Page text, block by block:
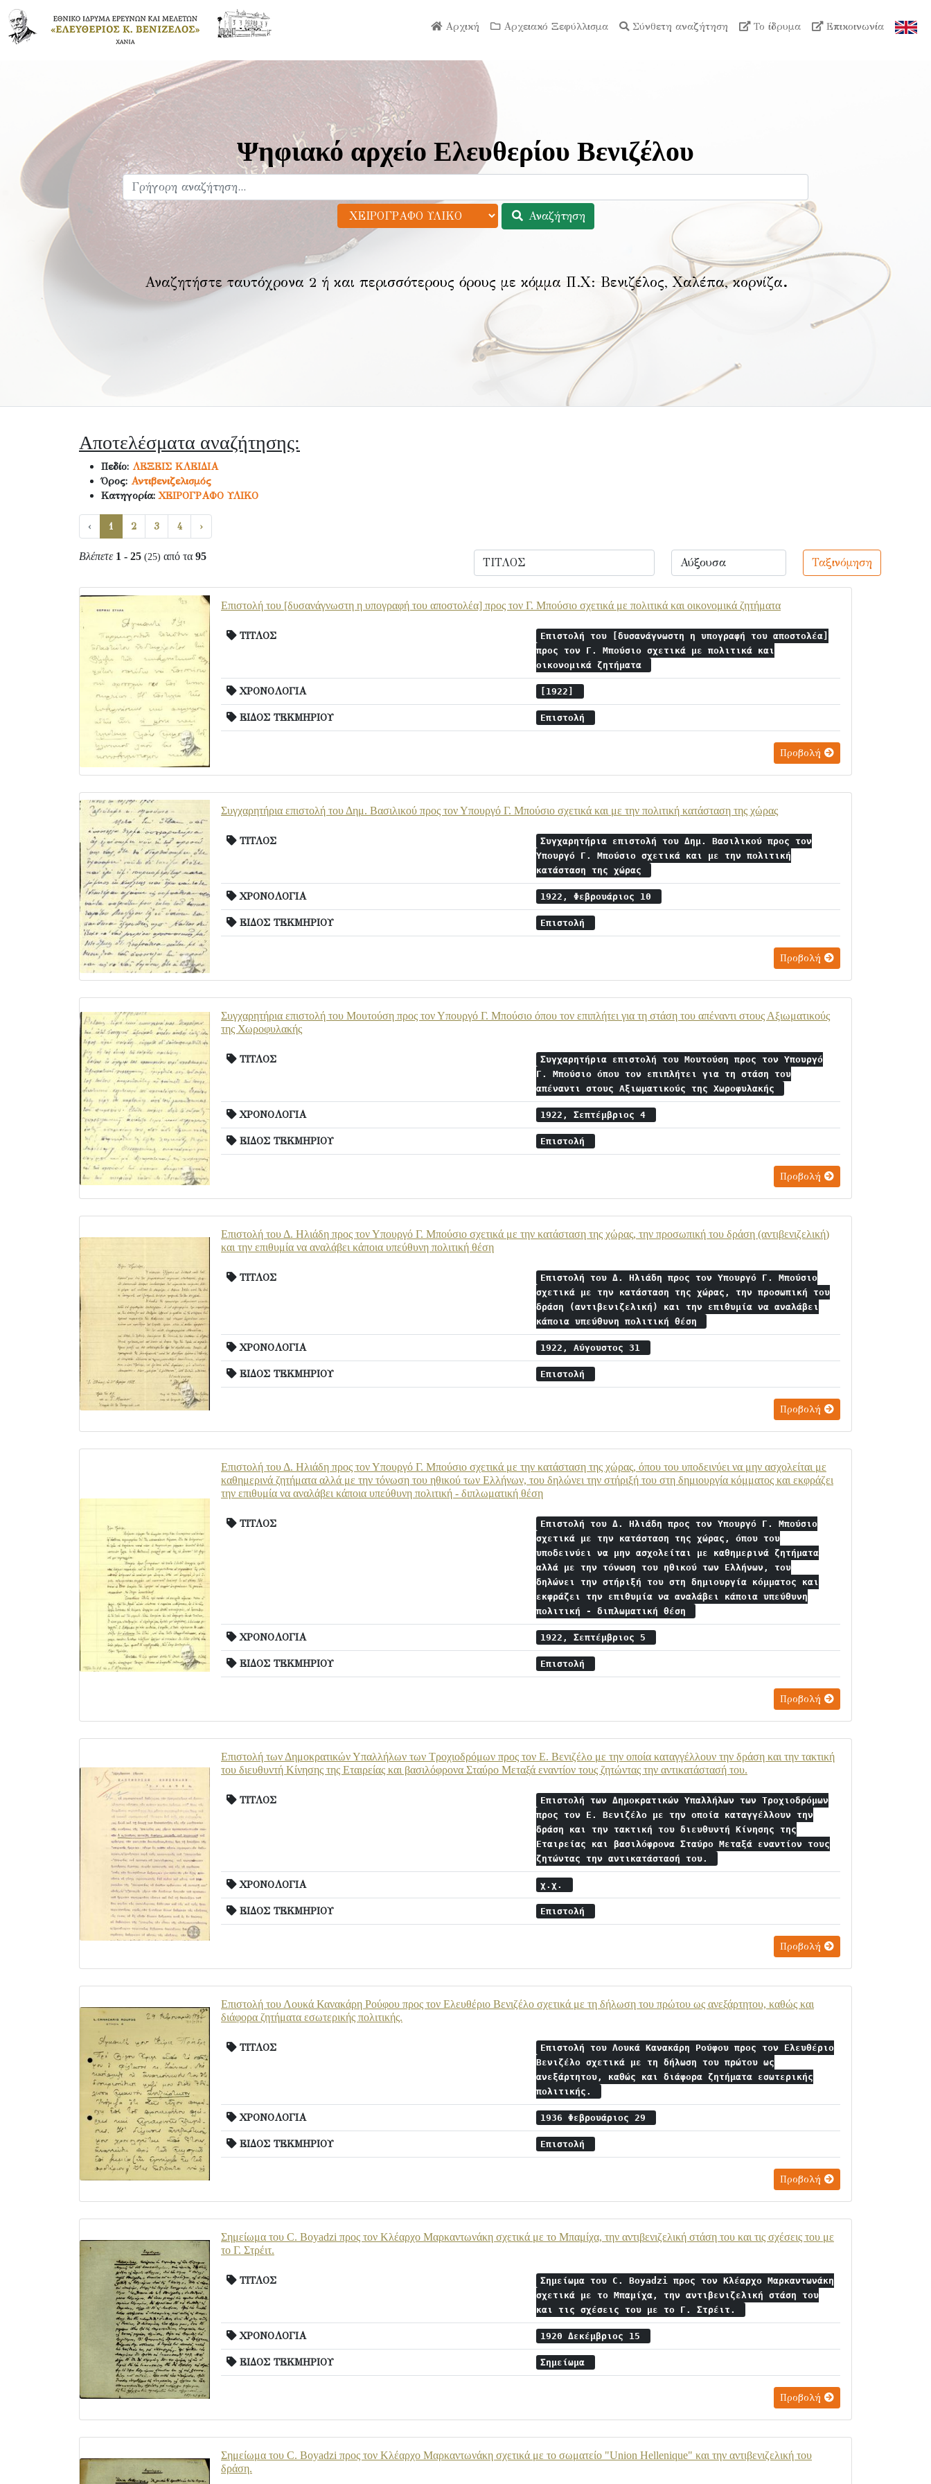
Αρχική Αρχειακό Ξεφύλλισμα Σύνθετη αναζήτηση Το ίδρυμα Επικοινωνία
Ψηφιακό αρχείο Ελευθερίου Βενιζέλου
Αναζήτηση
Αναζητήστε ταυτόχρονα 2 ή και περισσότερους όρους με κόμμα Π.Χ: Βενιζέλος, Χαλέπα, κορνίζα.
Αποτελέσματα αναζήτησης:
Πεδίο: ΛΕΞΕΙΣ ΚΛΕΙΔΙΑ
Όρος: Αντιβενιζελισμός
Κατηγορία:ΧΕΙΡΟΓΡΑΦΟ ΥΛΙΚΟ
‹ 1 2 3 4 ›
Βλέπετε 1 - 25 (25) από τα 95 Ταξινόμηση
Eπιστολή του [δυσανάγνωστη η υπογραφή του αποστολέα] προς τον Γ. Μπούσιο σχετικά με πολιτικά και οικονομικά ζητήματα
ΤΙΤΛΟΣ
Eπιστολή του [δυσανάγνωστη η υπογραφή του αποστολέα]
προς τον Γ. Μπούσιο σχετικά με πολιτικά και
οικονομικά ζητήματα
ΧΡΟΝΟΛΟΓΙΑ [1922]
ΕΙΔΟΣ ΤΕΚΜΗΡΙΟΥ Επιστολή
Προβολή
Συγχαρητήρια επιστολή του Δημ. Βασιλικού προς τον Υπουργό Γ. Μπούσιο σχετικά και με την πολιτική κατάσταση της χώρας
ΤΙΤΛΟΣ
Συγχαρητήρια επιστολή του Δημ. Βασιλικού προς τον
Υπουργό Γ. Μπούσιο σχετικά και με την πολιτική
κατάσταση της χώρας
ΧΡΟΝΟΛΟΓΙΑ 1922, Φεβρουάριος 10
ΕΙΔΟΣ ΤΕΚΜΗΡΙΟΥ Επιστολή
Προβολή
Συγχαρητήρια επιστολή του Μουτούση προς τον Υπουργό Γ. Μπούσιο όπου τον επιπλήτει για τη στάση του απέναντι στους Αξιωματικούς
της Χωροφυλακής
ΤΙΤΛΟΣ
Συγχαρητήρια επιστολή του Μουτούση προς τον Υπουργό
Γ. Μπούσιο όπου τον επιπλήτει για τη στάση του
απέναντι στους Αξιωματικούς της Χωροφυλακής
ΧΡΟΝΟΛΟΓΙΑ 1922, Σεπτέμβριος 4
ΕΙΔΟΣ ΤΕΚΜΗΡΙΟΥ Επιστολή
Προβολή
Επιστολή του Δ. Ηλιάδη προς τον Υπουργό Γ. Μπούσιο σχετικά με την κατάσταση της χώρας, την προσωπική του δράση (αντιβενιζελική)
και την επιθυμία να αναλάβει κάποια υπεύθυνη πολιτική θέση
ΤΙΤΛΟΣ
Επιστολή του Δ. Ηλιάδη προς τον Υπουργό Γ. Μπούσιο
σχετικά με την κατάσταση της χώρας, την προσωπική του
δράση (αντιβενιζελική) και την επιθυμία να αναλάβει
κάποια υπεύθυνη πολιτική θέση
ΧΡΟΝΟΛΟΓΙΑ 1922, Αύγουστος 31
ΕΙΔΟΣ ΤΕΚΜΗΡΙΟΥ Επιστολή
Προβολή
Επιστολή του Δ. Ηλιάδη προς τον Υπουργό Γ. Μπούσιο σχετικά με την κατάσταση της χώρας, όπου του υποδεινύει να μην ασχολείται με
καθημερινά ζητήματα αλλά με την τόνωση του ηθικού των Ελλήνων, του δηλώνει την στήριξή του στη δημιουργία κόμματος και εκφράζει
την επιθυμία να αναλάβει κάποια υπεύθυνη πολιτική - διπλωματική θέση
ΤΙΤΛΟΣ
Επιστολή του Δ. Ηλιάδη προς τον Υπουργό Γ. Μπούσιο
σχετικά με την κατάσταση της χώρας, όπου του
υποδεινύει να μην ασχολείται με καθημερινά ζητήματα
αλλά με την τόνωση του ηθικού των Ελλήνων, του
δηλώνει την στήριξή του στη δημιουργία κόμματος και
εκφράζει την επιθυμία να αναλάβει κάποια υπεύθυνη
πολιτική - διπλωματική θέση
ΧΡΟΝΟΛΟΓΙΑ 1922, Σεπτέμβριος 5
ΕΙΔΟΣ ΤΕΚΜΗΡΙΟΥ Επιστολή
Προβολή
Επιστολή των Δημοκρατικών Υπαλλήλων των Τροχιοδρόμων προς τον Ε. Βενιζέλο με την οποία καταγγέλλουν την δράση και την τακτική
του διευθυντή Κίνησης της Εταιρείας και βασιλόφρονα Σταύρο Μεταξά εναντίον τους ζητώντας την αντικατάστασή του.
ΤΙΤΛΟΣ
Επιστολή των Δημοκρατικών Υπαλλήλων των Τροχιοδρόμων
προς τον Ε. Βενιζέλο με την οποία καταγγέλλουν την
δράση και την τακτική του διευθυντή Κίνησης της
Εταιρείας και βασιλόφρονα Σταύρο Μεταξά εναντίον τους
ζητώντας την αντικατάστασή του.
ΧΡΟΝΟΛΟΓΙΑ χ.χ.
ΕΙΔΟΣ ΤΕΚΜΗΡΙΟΥ Επιστολή
Προβολή
Επιστολή του Λουκά Κανακάρη Ρούφου προς τον Ελευθέριο Βενιζέλο σχετικά με τη δήλωση του πρώτου ως ανεξάρτητου, καθώς και
διάφορα ζητήματα εσωτερικής πολιτικής.
ΤΙΤΛΟΣ
Επιστολή του Λουκά Κανακάρη Ρούφου προς τον Ελευθέριο
Βενιζέλο σχετικά με τη δήλωση του πρώτου ως
ανεξάρτητου, καθώς και διάφορα ζητήματα εσωτερικής
πολιτικής.
ΧΡΟΝΟΛΟΓΙΑ 1936 Φεβρουάριος 29
ΕΙΔΟΣ ΤΕΚΜΗΡΙΟΥ Επιστολή
Προβολή
Σημείωμα του C. Boyadzi προς τον Κλέαρχο Μαρκαντωνάκη σχετικά με το Μπαμίχα, την αντιβενιζελική στάση του και τις σχέσεις του με
το Γ. Στρέιτ.
ΤΙΤΛΟΣ
Σημείωμα του C. Boyadzi προς τον Κλέαρχο Μαρκαντωνάκη
σχετικά με το Μπαμίχα, την αντιβενιζελική στάση του
και τις σχέσεις του με το Γ. Στρέιτ.
ΧΡΟΝΟΛΟΓΙΑ 1920 Δεκέμβριος 15
ΕΙΔΟΣ ΤΕΚΜΗΡΙΟΥ Σημείωμα
Προβολή
Σημείωμα του C. Boyadzi προς τον Κλέαρχο Μαρκαντωνάκη σχετικά με το σωματείο "Union Hellenique" και την αντιβενιζελική του
δράση.